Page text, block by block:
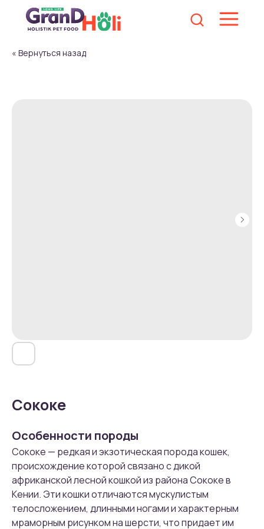
« Вернуться назад
Сококе
Особенности породы
Сококе — редкая и экзотическая порода кошек,
происхождение которой связано с дикой
африканской лесной кошкой из района Сококе в
Кении. Эти кошки отличаются мускулистым
телосложением, длинными ногами и характерным
мраморным рисунком на шерсти, что придает им